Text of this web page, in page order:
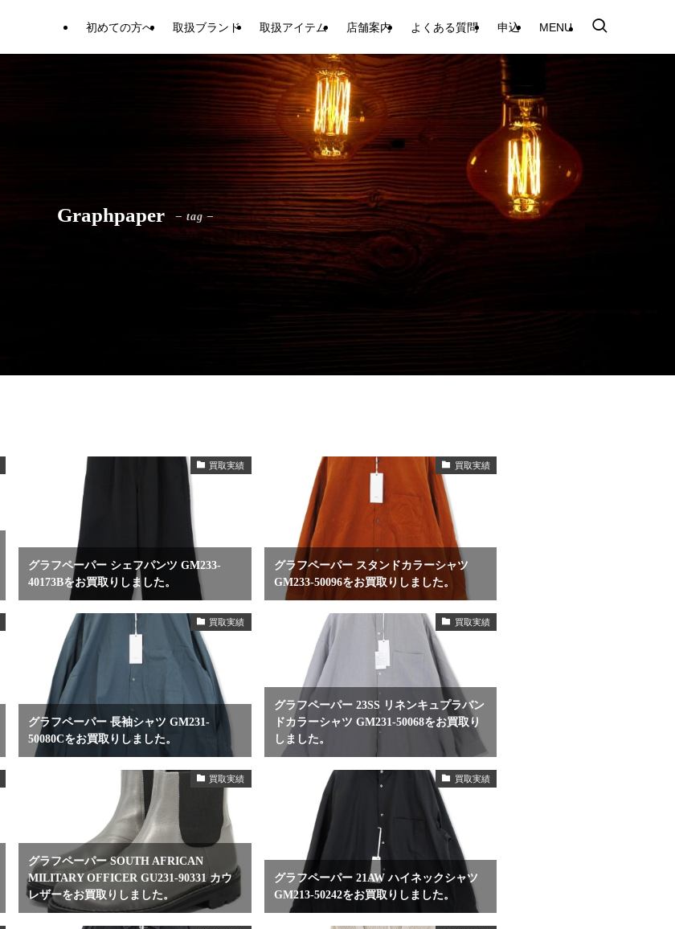
初めての方へ 取扱ブランド 取扱アイテム 店舗案内 よくある質問 申込 MENU
Graphpaper – tag –
買取実績
グラフペーパー シェフパンツ GM233-
40173Bをお買取りしました。
買取実績
グラフペーパー スタンドカラーシャツ
GM233-50096をお買取りしました。
買取実績
グラフペーパー 長袖シャツ GM231-
50080Cをお買取りしました。
買取実績
グラフペーパー 23SS リネンキュプラバン
ドカラーシャツ GM231-50068をお買取り
しました。
買取実績
グラフペーパー SOUTH AFRICAN
MILITARY OFFICER GU231-90331 カウ
レザーをお買取りしました。
買取実績
グラフペーパー 21AW ハイネックシャツ
GM213-50242をお買取りしました。